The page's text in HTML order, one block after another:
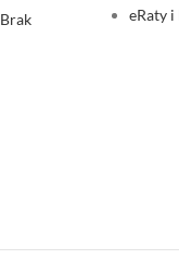
Brak
eRaty